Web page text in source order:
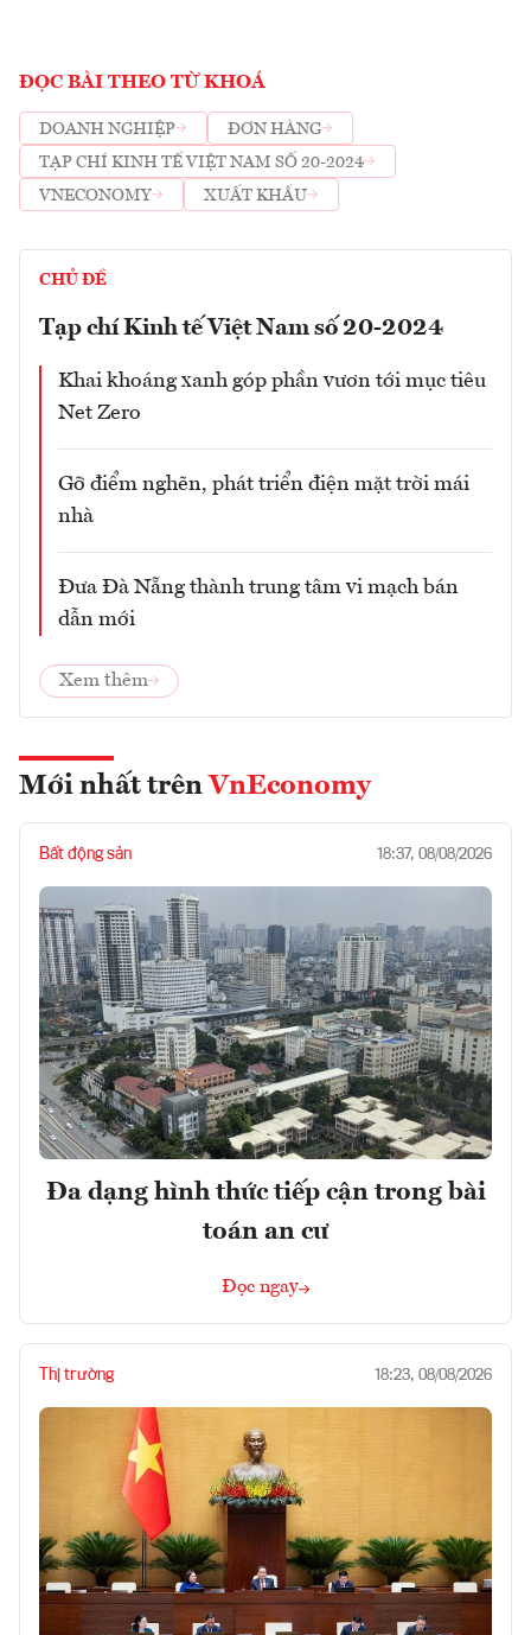
ĐỌC BÀI THEO TỪ KHOÁ
DOANH NGHIỆP
ĐƠN HÀNG
TẠP CHÍ KINH TẾ VIỆT NAM SỐ 20-2024
VNECONOMY
XUẤT KHẨU
CHỦ ĐỀ
Tạp chí Kinh tế Việt Nam số 20-2024
Khai khoáng xanh góp phần vươn tới mục tiêu
Net Zero
Gỡ điểm nghẽn, phát triển điện mặt trời mái
nhà
Đưa Đà Nẵng thành trung tâm vi mạch bán
dẫn mới
Xem thêm
Mới nhất trên VnEconomy
Bất động sản 18:37, 08/08/2026
Đa dạng hình thức tiếp cận trong bài
toán an cư
Đọc ngay
Thị trường 18:23, 08/08/2026